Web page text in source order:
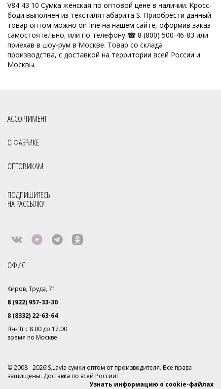
V84 43 10 Сумка женская по оптовой цене в наличии. Кросс-
боди выполнен из текстиля габарита S. Приобрести данный
товар оптом можно on-line на нашем сайте, оформив заказ
самостоятельно, или по телефону ☎ 8 (800) 500-46-83 или
приехав в шоу-рум в Москве. Товар со склада
производства, с доставкой на территории всей России и
Москвы.
АССОРТИМЕНТ
О ФАБРИКЕ
ОПТОВИКАМ
ПОДПИШИТЕСЬ
НА РАССЫЛКУ
ОФИС
Киров, Труда, 71
8 (922) 957-33-30
8 (8332) 22-63-64
Пн-Пт с 8.00 до 17.00
время по Москве
© 2008 - 2026 S.Lavia сумки оптом от производителя. Все права
защищены. Доставка по всей России!
Узнать информацию о cookie-файлах